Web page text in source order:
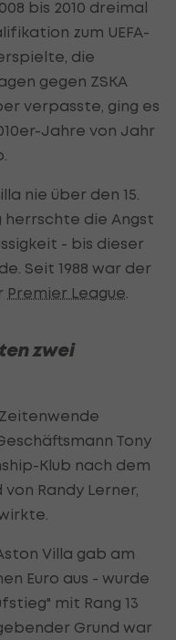
bis 2010 dreimal
zum UEFA-
die
gegen ZSKA
verpasste, ging es
Jahre von Jahr
nie über den 15.
herrschte die Angst
- bis dieser
Seit 1988 war der
Premier League
zwei
Tony
Klub nach dem
Randy Lerner,
Villa gab am
Euro aus - wurde
mit Rang 13
Grund war